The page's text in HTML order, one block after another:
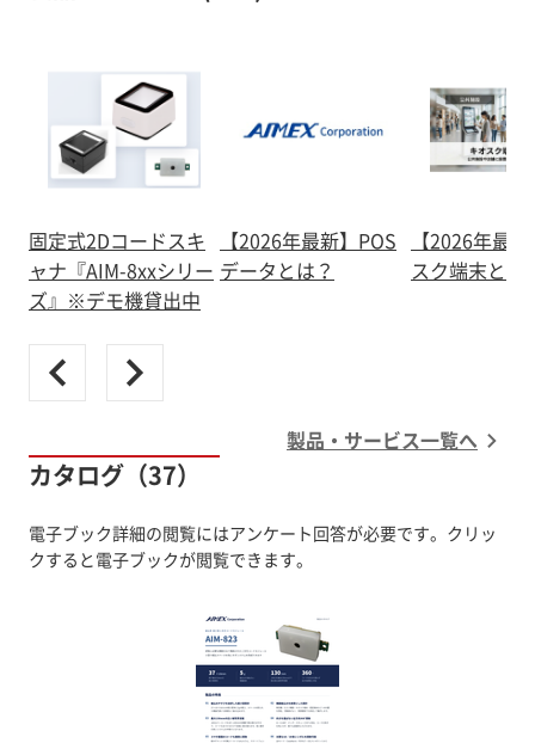
量設計 ■二次元コードをはじめ主要1D/2Dコードに対応 ■
屋外でも安定した読み取り ■かざすだけのハンズフリー運
用 ■USB接続・5V給電でかんたん組込み ※デモ機の無料貸
出が可能です。 ※詳しくはPDFをダウンロードいただく
か、お気軽にお問い合わせください。
固定式2Dコードスキ
ャナ『AIM-8xxシリー
ズ』※デモ機貸出中
【2026年最新】POS
データとは？
【2026年最
スク端末とは
製品・サービス一覧へ
カタログ（37）
電子ブック詳細の閲覧にはアンケート回答が必要です。クリッ
クすると電子ブックが閲覧できます。